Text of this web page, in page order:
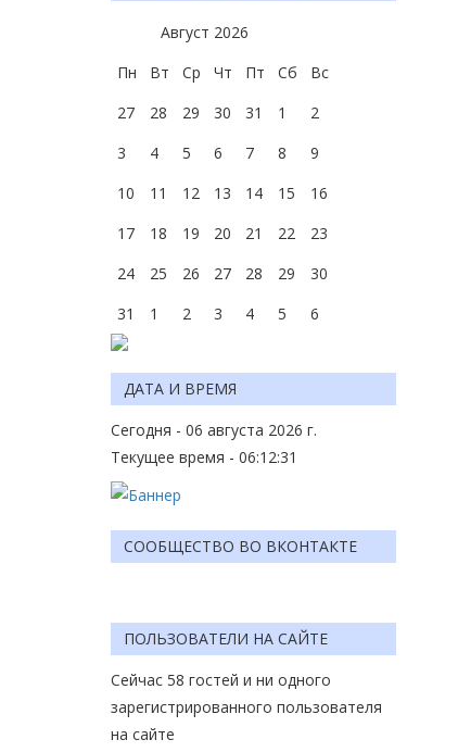
Август 2026
Пн
Вт Ср Чт Пт Сб
Вс
27
28 29 30 31 1
2
3
4 5 6 7 8
9
10
11 12 13 14 15
16
17
18 19 20 21 22
23
24
25 26 27 28 29
30
31
1 2 3 4 5 6
ДАТА И ВРЕМЯ
Сегодня - 06 августа 2026 г.
Текущее время - 06:12:31
СООБЩЕСТВО ВО ВКОНТАКТЕ
ПОЛЬЗОВАТЕЛИ НА САЙТЕ
Сейчас 58 гостей и ни одного
зарегистрированного пользователя
на сайте